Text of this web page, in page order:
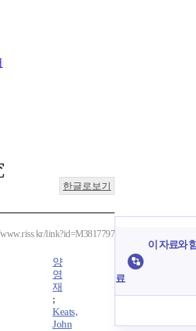
한글로보기
link?id=M3817797
양
영
재
;
Keats,
John
이 자료와
료